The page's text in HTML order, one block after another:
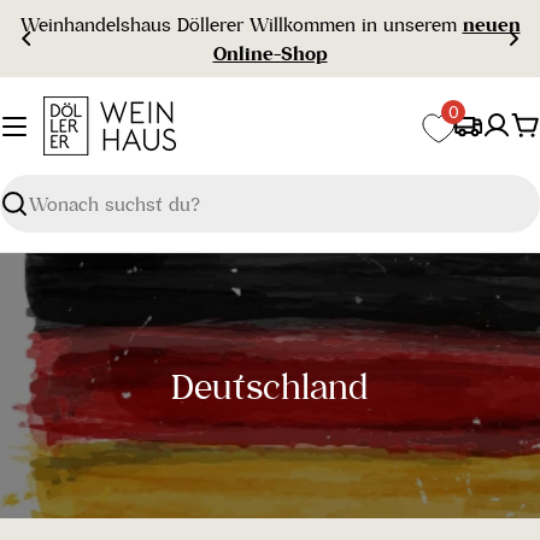
Zum
Inhalt
springen
Weinhandelshaus Döllerer Willkommen in unseremneuen
Online-Shop
Suchen
0
S
a
m
m
Deutschland